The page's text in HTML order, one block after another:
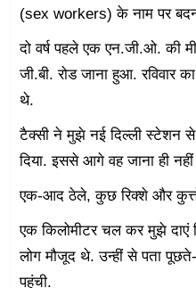
(sex workers) के नाम पर
दो वर्ष पहले एक एन.जी.ओ. की
जी.बी. रोड जाना हुआ.
थे.
टैक्सी ने मुझे नई दिल्ली स्टेशन
दिया. इससे आगे वह जाना ही नहीं
एक-आद ठेले, कुछ रिक्शे और
एक किलोमीटर चल कर मुझे दाएं
लोग मौजूद थे. उन्हीं से पता
पहुंची.